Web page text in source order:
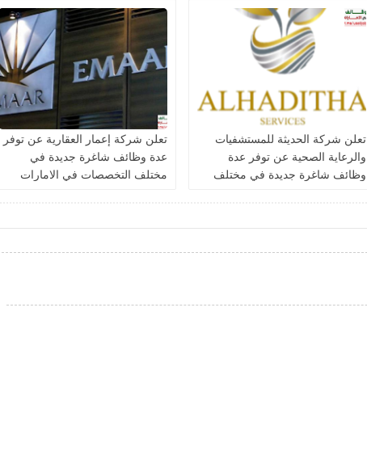
تعلن شركة الحديثة للمستشفيات
والرعاية الصحية عن توفر عدة
وظائف شاغرة جديدة في مختلف
تعلن شركة إعمار العقارية عن توفر
عدة وظائف شاغرة جديدة في
مختلف التخصصات في الامارات